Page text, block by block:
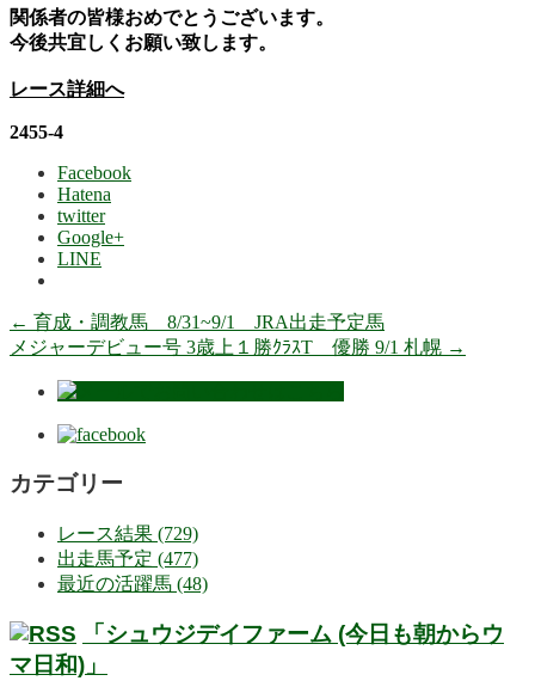
関係者の皆様おめでとうございます。
今後共宜しくお願い致します。
レース詳細へ
2455-4
Facebook
Hatena
twitter
Google+
LINE
← 育成・調教馬 8/31~9/1 JRA出走予定馬
メジャーデビュー号 3歳上１勝ｸﾗｽT 優勝 9/1 札幌 →
カテゴリー
レース結果 (729)
出走馬予定 (477)
最近の活躍馬 (48)
「シュウジデイファーム (今日も朝からウ
マ日和)」